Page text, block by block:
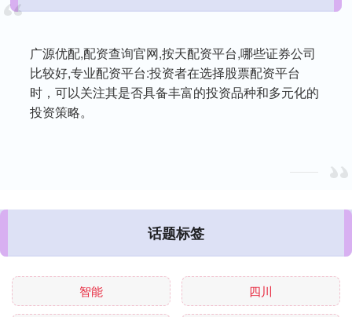
广源优配,配资查询官网,按天配资平台,哪些证券公司
比较好,专业配资平台:投资者在选择股票配资平台
时，可以关注其是否具备丰富的投资品种和多元化的
投资策略。
话题标签
智能 四川